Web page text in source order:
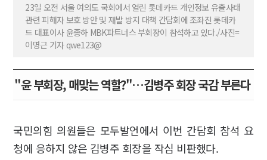
23일 오전 서울 여의도 국회에서 열린 롯데카드 개인정보 유출사태
관련 피해자 보호 방안 및 재발 방지 대책 간담회에 조좌진 롯데카
드 대표이사 윤종하 MBK파트너스 부회장이 참석하고 있다./사진=
이명근 기자 qwe123@
"윤 부회장, 매맞는 역할?"…김병주 회장 국감 부른다
국민의힘 의원들은 모두발언에서 이번 간담회 참석 요
청에 응하지 않은 김병주 회장을 작심 비판했다.